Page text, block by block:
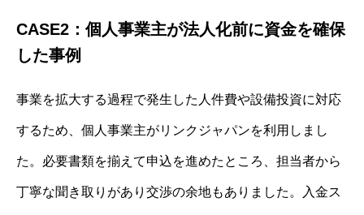
CASE2：個人事業主が法人化前に資金を確保
した事例
事業を拡大する過程で発生した人件費や設備投資に対応
するため、個人事業主がリンクジャパンを利用しまし
た。必要書類を揃えて申込を進めたところ、担当者から
丁寧な聞き取りがあり交渉の余地もありました。入金ス